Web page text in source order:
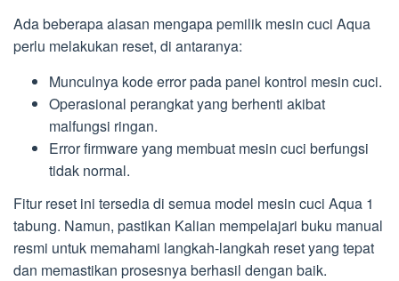
Ada beberapa alasan mengapa pemilik mesin cuci Aqua
perlu melakukan reset, di antaranya:
Munculnya kode error pada panel kontrol mesin cuci.
Operasional perangkat yang berhenti akibat
malfungsi ringan.
Error firmware yang membuat mesin cuci berfungsi
tidak normal.
Fitur reset ini tersedia di semua model mesin cuci Aqua 1
tabung. Namun, pastikan Kalian mempelajari buku manual
resmi untuk memahami langkah-langkah reset yang tepat
dan memastikan prosesnya berhasil dengan baik.